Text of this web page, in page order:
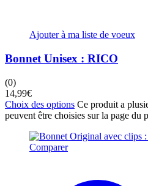
Ajouter à ma liste de voeux
Bonnet Unisex : RICO
(0)
14,99€
Choix des options Ce produit a
peuvent être choisies sur la page du
Comparer